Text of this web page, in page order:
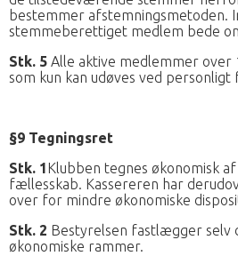
bestemmer afstemningsmetoden.
stemmeberettiget medlem bede
Stk. 5 Alle aktive medlemmer
som kun kan udøves ved
§9 Tegningsret
Stk. 1Klubben tegnes økonomisk
fællesskab. Kassereren har
over for mindre økonomiske
Stk. 2 Bestyrelsen fastlægger selv
økonomiske rammer.